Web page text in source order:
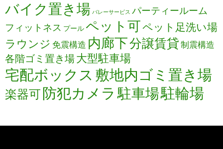
バイク置き場 バレーサービス パーティールーム
フィットネス プールペット可ペット足洗い場
ラウンジ 免震構造 内廊下分譲賃貸制震構造
各階ゴミ置き場大型駐車場
宅配ボックス 敷地内ゴミ置き場
楽器可防犯カメラ 駐車場駐輪場